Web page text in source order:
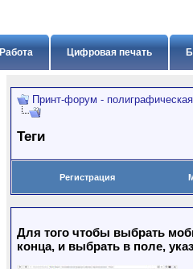
Цифровая печать
Работа
Принт-форум -
Теги
Регистрация
Для того чтобы выбрать
конца, и выбрать в поле,